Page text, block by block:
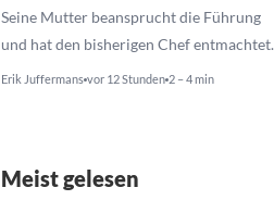
Seine Mutter beansprucht die Führung
und hat den bisherigen Chef entmachtet.
Erik Juffermans vor 12 Stunden 2 – 4 min
Meist gelesen